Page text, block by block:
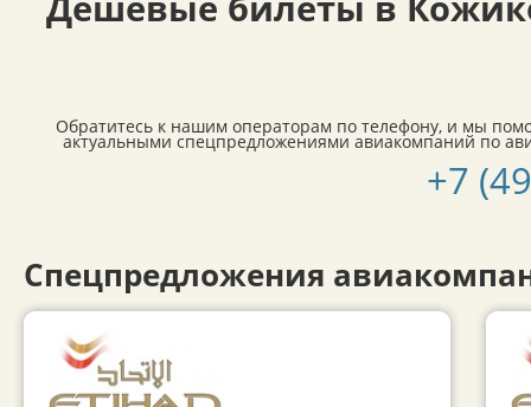
Обратитесь к нашим операторам по телефону, и мы
актуальными спецпредложениями авиакомпаний по
+7
Спецпредложения